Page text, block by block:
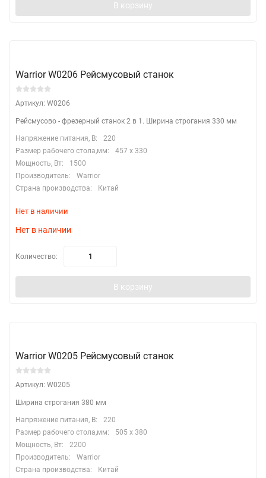
В корзину
Warrior W0206 Рейсмусовый станок
Артикул: W0206
Рейсмусово - фрезерный станок 2 в 1. Ширина строгания 330 мм
Напряжение питания, В:
220
Размер рабочего стола,мм:
457 х 330
Мощность, Вт:
1500
Производитель:
Warrior
Страна производства:
Китай
Нет в наличии
Нет в наличии
Количество:
В корзину
Warrior W0205 Рейсмусовый станок
Артикул: W0205
Ширина строгания 380 мм
Напряжение питания, В:
220
Размер рабочего стола,мм:
505 х 380
Мощность, Вт:
2200
Производитель:
Warrior
Страна производства:
Китай